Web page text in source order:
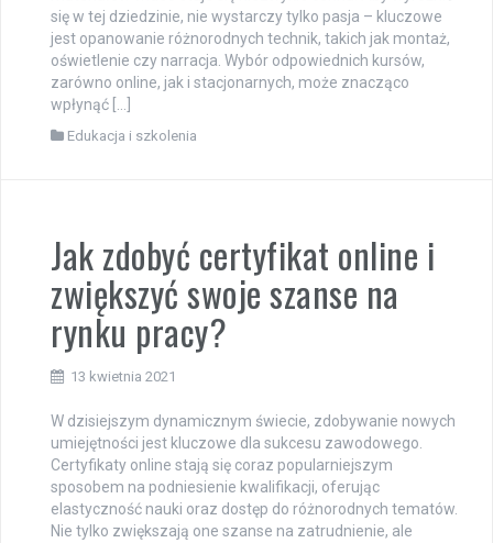
się w tej dziedzinie, nie wystarczy tylko pasja – kluczowe
jest opanowanie różnorodnych technik, takich jak montaż,
oświetlenie czy narracja. Wybór odpowiednich kursów,
zarówno online, jak i stacjonarnych, może znacząco
wpłynąć […]
Edukacja i szkolenia
Jak zdobyć certyfikat online i
zwiększyć swoje szanse na
rynku pracy?
13 kwietnia 2021
W dzisiejszym dynamicznym świecie, zdobywanie nowych
umiejętności jest kluczowe dla sukcesu zawodowego.
Certyfikaty online stają się coraz popularniejszym
sposobem na podniesienie kwalifikacji, oferując
elastyczność nauki oraz dostęp do różnorodnych tematów.
Nie tylko zwiększają one szanse na zatrudnienie, ale